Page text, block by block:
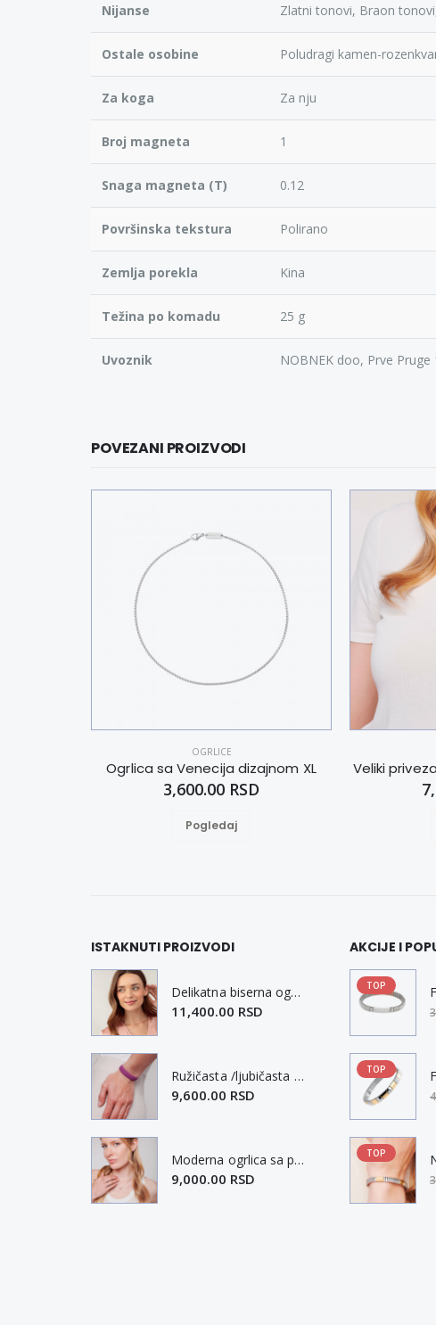
Nijanse Zlatni tonovi, Braon
Ostale osobine Poludragi kamen-
Za koga Za nju
Broj magneta 1
Snaga magneta (T) 0.12
Površinska tekstura Polirano
Zemlja porekla Kina
Težina po komadu 25 g
Uvoznik NOBNEK doo, Prve
POVEZANI PROIZVODI
OGRLICE
Ogrlica sa Venecija dizajnom XL
3,600.00 RSD
Pogledaj
Veliki
ISTAKNUTI PROIZVODI
Delikatna biserna ogrlica sa magnetima S-L
11,400.00 RSD
Ružičasta /ljubičasta sportEX narukvica S-M
9,600.00 RSD
Moderna ogrlica sa priveskom od rozen kvarca M-XL
9,000.00 RSD
AKCIJE I
TOP
TOP
TOP